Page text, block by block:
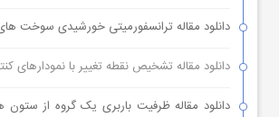
دانلود مقاله ترانسفورمیتی خورشیدی سوخت
دانلود مقاله تشخیص نقطه تغییر با نمودارهای
دانلود مقاله ظرفیت باربری یک گروه از